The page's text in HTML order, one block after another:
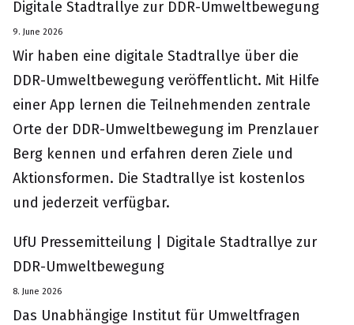
Digitale Stadtrallye zur DDR-Umweltbewegung
9. June 2026
Wir haben eine digitale Stadtrallye über die
DDR-Umweltbewegung veröffentlicht. Mit Hilfe
einer App lernen die Teilnehmenden zentrale
Orte der DDR-Umweltbewegung im Prenzlauer
Berg kennen und erfahren deren Ziele und
Aktionsformen. Die Stadtrallye ist kostenlos
und jederzeit verfügbar.
UfU Pressemitteilung | Digitale Stadtrallye zur
DDR-Umweltbewegung
8. June 2026
Das Unabhängige Institut für Umweltfragen